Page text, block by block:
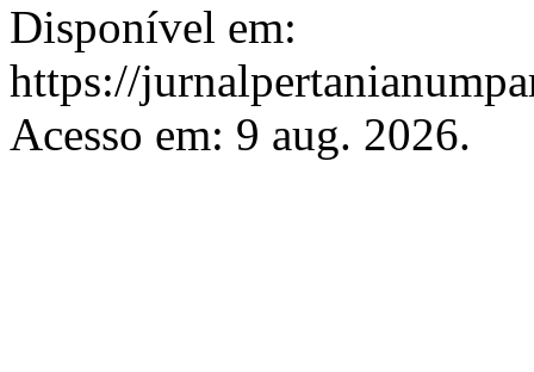
Disponível em:
https://
Acesso em: 9 aug. 2026.